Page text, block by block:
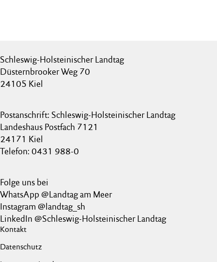
Schleswig-Holsteinischer Landtag
Düsternbrooker Weg 70
24105 Kiel
Postanschrift: Schleswig-Holsteinischer Landtag
Landeshaus Postfach 7121
24171 Kiel
Telefon: 0431 988-0
Folge uns bei
WhatsApp @Landtag am Meer
Instagram @landtag_sh
LinkedIn @Schleswig-Holsteinischer Landtag
Kontakt
Datenschutz